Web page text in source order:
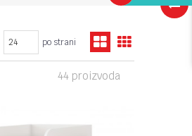
po strani
44 proizvoda